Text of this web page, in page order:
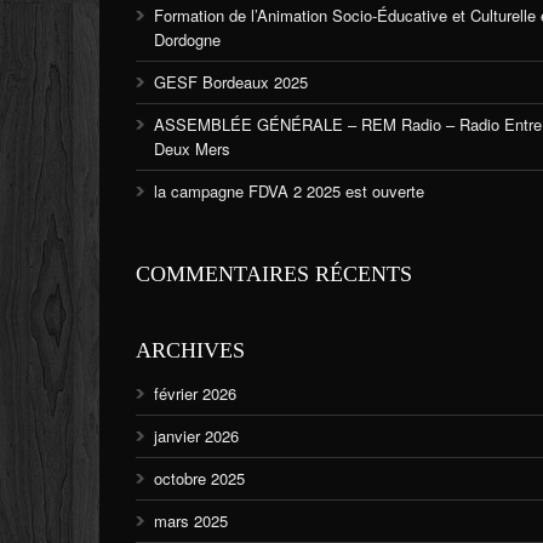
Formation de l’Animation Socio-Éducative et Culturelle
Dordogne
GESF Bordeaux 2025
ASSEMBLÉE GÉNÉRALE – REM Radio – Radio Entre
Deux Mers
la campagne FDVA 2 2025 est ouverte
COMMENTAIRES RÉCENTS
ARCHIVES
février 2026
janvier 2026
octobre 2025
mars 2025